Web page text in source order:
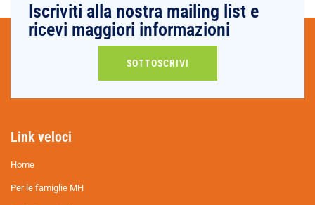
Iscriviti alla nostra mailing list e
ricevi maggiori informazioni
SOTTOSCRIVI
Link veloci
Home
Per le famiglie MH